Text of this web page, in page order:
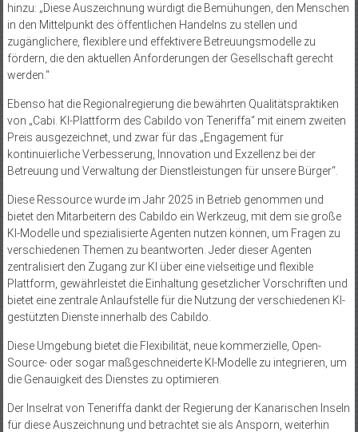
hinzu: „Diese Auszeichnung würdigt die Bemühungen, den Menschen
in den Mittelpunkt des öffentlichen Handelns zu stellen und
zugänglichere, flexiblere und effektivere Betreuungsmodelle zu
fördern, die den aktuellen Anforderungen der Gesellschaft gerecht
werden.“
Ebenso hat die Regionalregierung die bewährten Qualitätspraktiken
von „Cabi. KI-Plattform des Cabildo von Teneriffa“ mit einem zweiten
Preis ausgezeichnet, und zwar für das „Engagement für
kontinuierliche Verbesserung, Innovation und Exzellenz bei der
Betreuung und Verwaltung der Dienstleistungen für unsere Bürger“.
Diese Ressource wurde im Jahr 2025 in Betrieb genommen und
bietet den Mitarbeitern des Cabildo ein Werkzeug, mit dem sie große
KI-Modelle und spezialisierte Agenten nutzen können, um Fragen zu
verschiedenen Themen zu beantworten. Jeder dieser Agenten
zentralisiert den Zugang zur KI über eine vielseitige und flexible
Plattform, gewährleistet die Einhaltung gesetzlicher Vorschriften und
bietet eine zentrale Anlaufstelle für die Nutzung der verschiedenen KI-
gestützten Dienste innerhalb des Cabildo.
Diese Umgebung bietet die Flexibilität, neue kommerzielle, Open-
Source- oder sogar maßgeschneiderte KI-Modelle zu integrieren, um
die Genauigkeit des Dienstes zu optimieren.
Der Inselrat von Teneriffa dankt der Regierung der Kanarischen Inseln
für diese Auszeichnung und betrachtet sie als Ansporn, weiterhin